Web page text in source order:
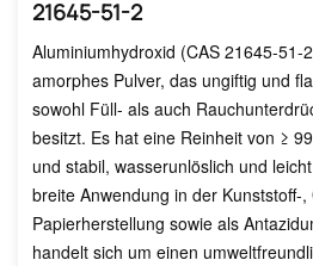
21645-51-2
Aluminiumhydroxid (CAS 21645-51-
amorphes Pulver, das ungiftig und
sowohl Füll- als auch
besitzt. Es hat eine Reinheit von ≥
und stabil, wasserunlöslich und
breite Anwendung in der Kunststoff-
Papierherstellung sowie als
handelt sich um einen